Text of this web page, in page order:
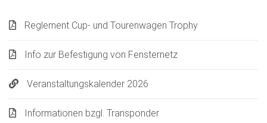
Reglement Cup- und Tourenwagen Trophy
Info zur Befestigung von Fensternetz
Veranstaltungskalender 2026
Informationen bzgl. Transponder